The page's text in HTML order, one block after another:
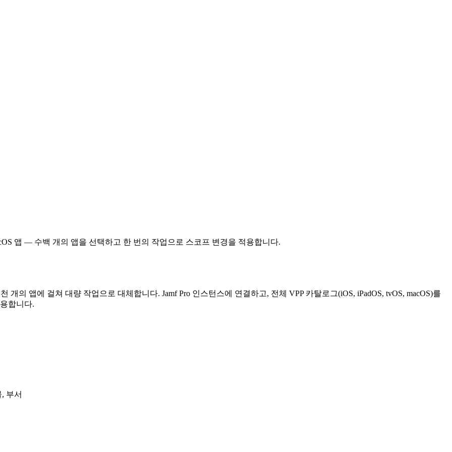
앱 — 수백 개의 앱을 선택하고 한 번의 작업으로 스코프 변경을 적용합니다.
개의 앱에 걸쳐 대량 작업으로 대체합니다. Jamf Pro 인스턴스에 연결하고, 전체 VPP 카탈로그(iOS, iPadOS, tvOS, macOS)를
합니다.
부서